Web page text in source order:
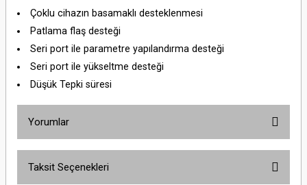
Çoklu cihazın basamaklı desteklenmesi
Patlama flaş desteği
Seri port ile parametre yapılandırma desteği
Seri port ile yükseltme desteği
Düşük Tepki süresi
Yorumlar
Taksit Seçenekleri